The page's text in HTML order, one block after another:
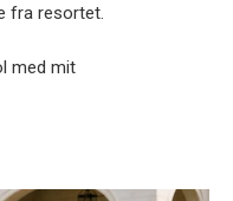
fra resortet.
med mit